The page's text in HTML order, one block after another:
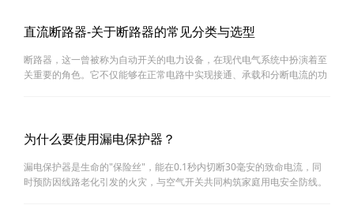
直流断路器-关于断路器的常见分类与选型
断路器，这一曾被称为自动开关的电力设备，在现代电气系统中扮演着至
关重要的角色。它不仅能够在正常电路中实现接通、承载和分断电流的功
为什么要使用漏电保护器？
漏电保护器是生命的"保险丝"，能在0.1秒内切断30毫安的致命电流，同
时预防因线路老化引发的火灾，与空气开关共同构筑家庭用电安全防线。